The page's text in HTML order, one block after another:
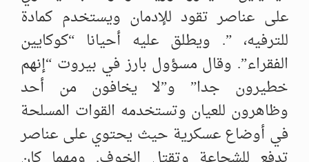
على عناصر تقود للإدمان ويستخدم كمادة
للترفيه، ”. ويطلق عليه أحيانا “كوكايين
الفقراء”. وقال مسؤول بارز في بيروت “إنهم
خطيرون جدا” و”لا يخافون من أحد
وظاهرون للعيان وتستخدمه القوات المسلحة
في أوضاع عسكرية حيث يحتوي على عناصر